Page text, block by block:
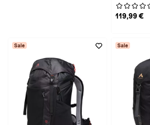
119,99 €
Sale Sale